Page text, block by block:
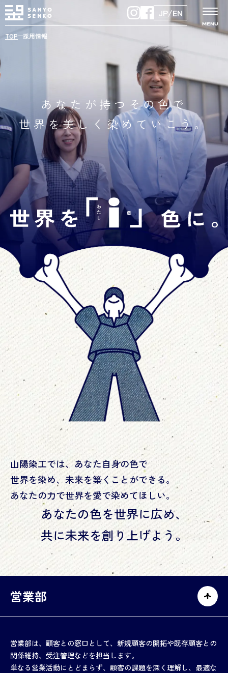
JP/EN
MENU
TOP 採用情報
あなたが持つその色で
世界を美しく染めていこう。
山陽染工では、あなた自身の色で
世界を染め、未来を築くことができる。
あなたの力で世界を愛で染めてほしい。
あなたの色を世界に広め、
共に未来を創り上げよう。
営業部
営業部は、顧客との窓口として、新規顧客の開拓や既存顧客との
関係維持、受注管理などを担当します。
単なる営業活動にとどまらず、顧客の課題を深く理解し、最適な